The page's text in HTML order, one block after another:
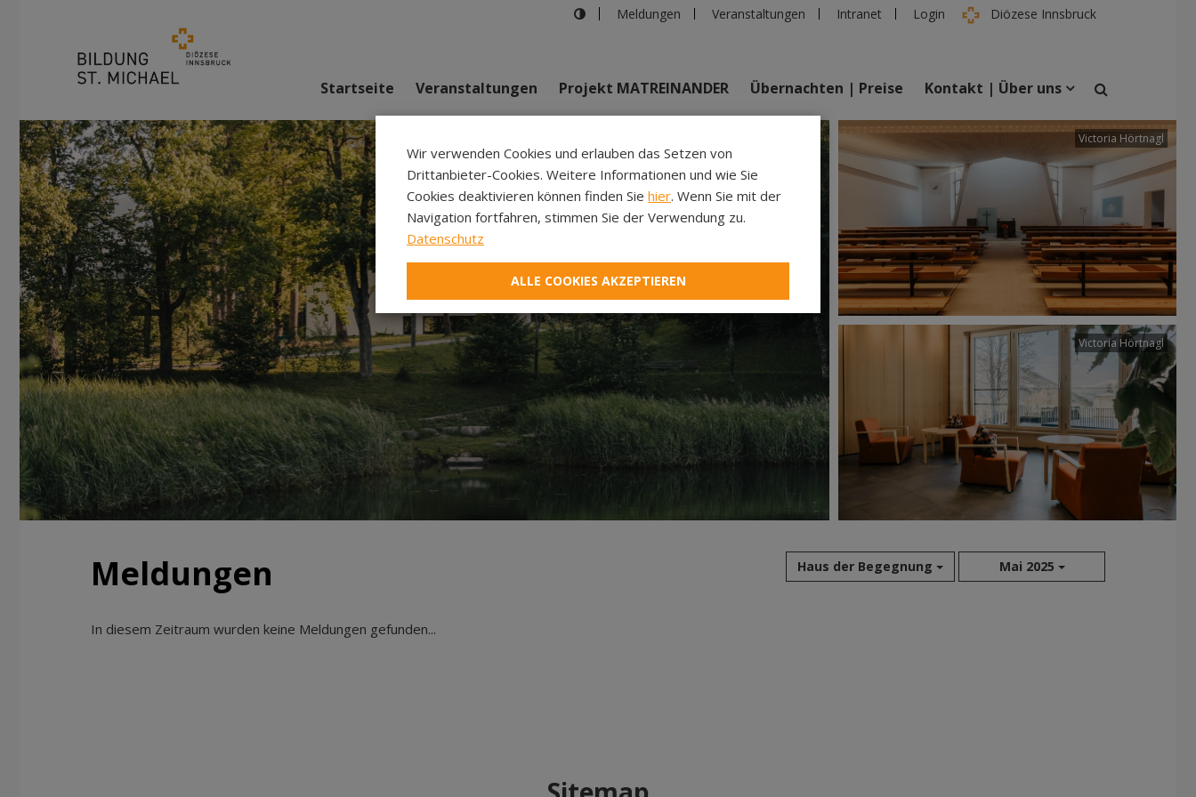
Meldungen Veranstaltungen Intranet Login Diözese Innsbruck
suchen
Veranstaltungen Personen
Startseite Veranstaltungen Projekt MATREINANDER Übernachten | Preise Kontakt | Über uns
Victoria Hörtnagl
Victoria Hörtnagl
Meldungen Haus der Begegnung Mai 2025
In diesem Zeitraum wurden keine Meldungen gefunden...
Wir verwenden Cookies und erlauben das Setzen von
Drittanbieter-Cookies. Weitere Informationen und wie Sie
Cookies deaktivieren können finden Sie hier. Wenn Sie mit der
Navigation fortfahren, stimmen Sie der Verwendung zu.
Datenschutz
ALLE COOKIES AKZEPTIEREN